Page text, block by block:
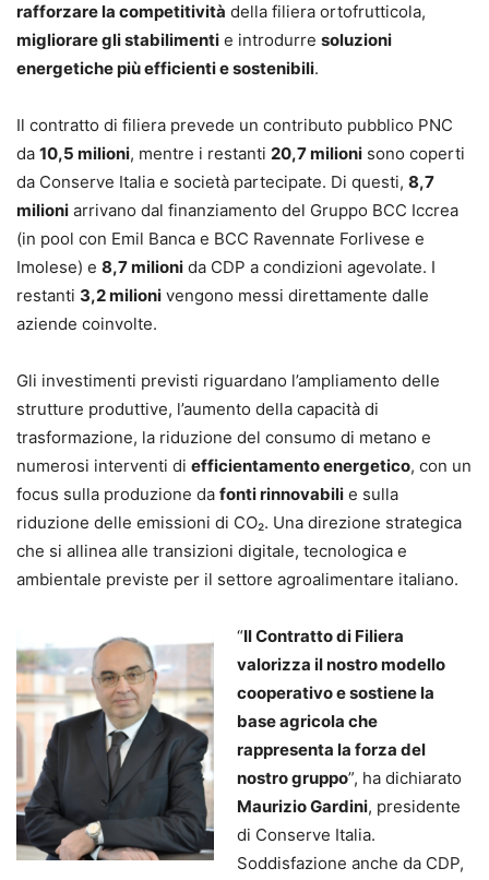
rafforzare la competitività della filiera ortofrutticola,
migliorare gli stabilimenti e introdurre soluzioni
energetiche più efficienti e sostenibili.
Il contratto di filiera prevede un contributo pubblico PNC
da 10,5 milioni, mentre i restanti 20,7 milioni sono coperti
da Conserve Italia e società partecipate. Di questi, 8,7
milioni arrivano dal finanziamento del Gruppo BCC Iccrea
(in pool con Emil Banca e BCC Ravennate Forlivese e
Imolese) e 8,7 milioni da CDP a condizioni agevolate. I
restanti 3,2 milioni vengono messi direttamente dalle
aziende coinvolte.
Gli investimenti previsti riguardano l’ampliamento delle
strutture produttive, l’aumento della capacità di
trasformazione, la riduzione del consumo di metano e
numerosi interventi di efficientamento energetico, con un
focus sulla produzione da fonti rinnovabili e sulla
riduzione delle emissioni di CO₂. Una direzione strategica
che si allinea alle transizioni digitale, tecnologica e
ambientale previste per il settore agroalimentare italiano.
“Il Contratto di Filiera
valorizza il nostro modello
cooperativo e sostiene la
base agricola che
rappresenta la forza del
nostro gruppo”, ha dichiarato
Maurizio Gardini, presidente
di Conserve Italia.
Soddisfazione anche da CDP,